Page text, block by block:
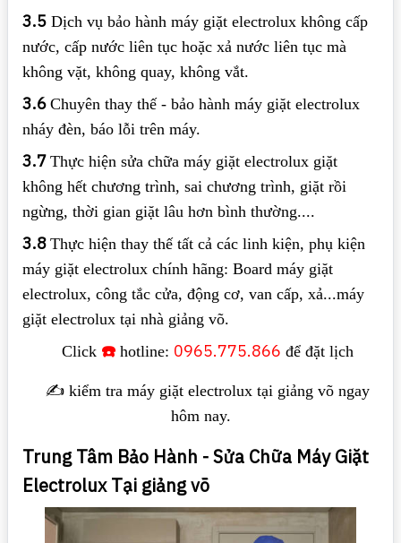
3.5 Dịch vụ bảo hành máy giặt electrolux không cấp
nước, cấp nước liên tục hoặc xả nước liên tục mà
không vặt, không quay, không vắt.
3.6 Chuyên thay thế - bảo hành máy giặt electrolux
nháy đèn, báo lỗi trên máy.
3.7 Thực hiện sửa chữa máy giặt electrolux giặt
không hết chương trình, sai chương trình, giặt rồi
ngừng, thời gian giặt lâu hơn bình thường....
3.8 Thực hiện thay thế tất cả các linh kiện, phụ kiện
máy giặt electrolux chính hãng: Board máy giặt
electrolux, công tắc cửa, động cơ, van cấp, xả...máy
giặt electrolux tại nhà giảng võ.
Click ☎️hotline: 0965.775.866 để đặt lịch
✍️ kiểm tra máy giặt electrolux tại giảng võ ngay
hôm nay.
Trung Tâm Bảo Hành - Sửa Chữa Máy Giặt
Electrolux Tại giảng võ